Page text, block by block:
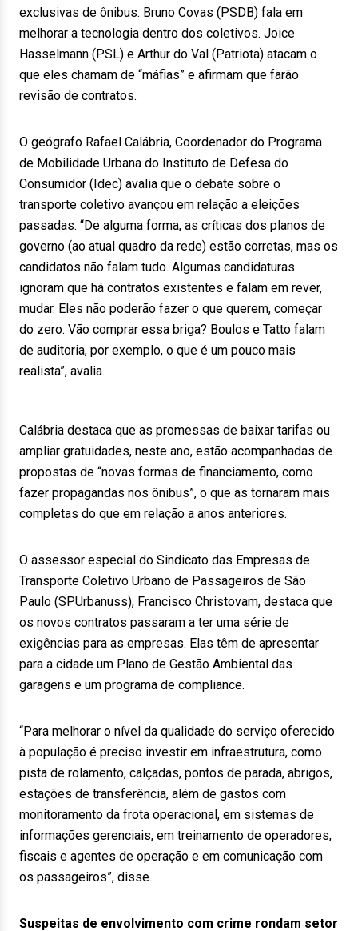
exclusivas de ônibus. Bruno Covas (PSDB) fala em
melhorar a tecnologia dentro dos coletivos. Joice
Hasselmann (PSL) e Arthur do Val (Patriota) atacam o
que eles chamam de “máfias” e afirmam que farão
revisão de contratos.
O geógrafo Rafael Calábria, Coordenador do Programa
de Mobilidade Urbana do Instituto de Defesa do
Consumidor (Idec) avalia que o debate sobre o
transporte coletivo avançou em relação a eleições
passadas. “De alguma forma, as críticas dos planos de
governo (ao atual quadro da rede) estão corretas, mas os
candidatos não falam tudo. Algumas candidaturas
ignoram que há contratos existentes e falam em rever,
mudar. Eles não poderão fazer o que querem, começar
do zero. Vão comprar essa briga? Boulos e Tatto falam
de auditoria, por exemplo, o que é um pouco mais
realista”, avalia.
Calábria destaca que as promessas de baixar tarifas ou
ampliar gratuidades, neste ano, estão acompanhadas de
propostas de “novas formas de financiamento, como
fazer propagandas nos ônibus”, o que as tornaram mais
completas do que em relação a anos anteriores.
O assessor especial do Sindicato das Empresas de
Transporte Coletivo Urbano de Passageiros de São
Paulo (SPUrbanuss), Francisco Christovam, destaca que
os novos contratos passaram a ter uma série de
exigências para as empresas. Elas têm de apresentar
para a cidade um Plano de Gestão Ambiental das
garagens e um programa de compliance.
“Para melhorar o nível da qualidade do serviço oferecido
à população é preciso investir em infraestrutura, como
pista de rolamento, calçadas, pontos de parada, abrigos,
estações de transferência, além de gastos com
monitoramento da frota operacional, em sistemas de
informações gerenciais, em treinamento de operadores,
fiscais e agentes de operação e em comunicação com
os passageiros”, disse.
Suspeitas de envolvimento com crime rondam setor